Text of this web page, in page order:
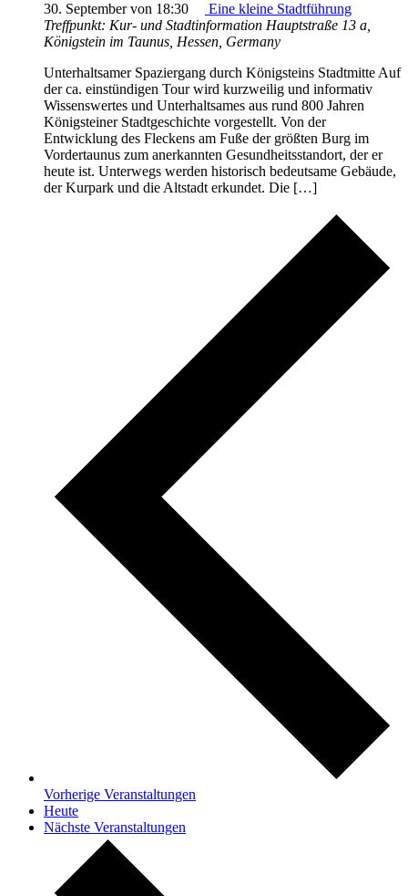
30. September von 18:30
Eine kleine Stadtführung
Treffpunkt: Kur- und Stadtinformation Hauptstraße 13 a,
Königstein im Taunus, Hessen, Germany
Unterhaltsamer Spaziergang durch Königsteins Stadtmitte Auf
der ca. einstündigen Tour wird kurzweilig und informativ
Wissenswertes und Unterhaltsames aus rund 800 Jahren
Königsteiner Stadtgeschichte vorgestellt. Von der
Entwicklung des Fleckens am Fuße der größten Burg im
Vordertaunus zum anerkannten Gesundheitsstandort, der er
heute ist. Unterwegs werden historisch bedeutsame Gebäude,
der Kurpark und die Altstadt erkundet. Die […]
Vorherige Veranstaltungen
Heute
Nächste Veranstaltungen